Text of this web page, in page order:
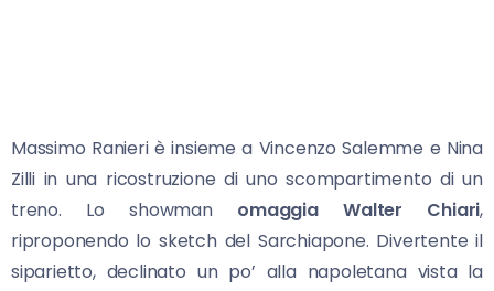
Massimo Ranieri è insieme a Vincenzo Salemme e Nina
Zilli in una ricostruzione di uno scompartimento di un
treno. Lo showman omaggia Walter Chiari,
riproponendo lo sketch del Sarchiapone. Divertente il
siparietto, declinato un po’ alla napoletana vista la